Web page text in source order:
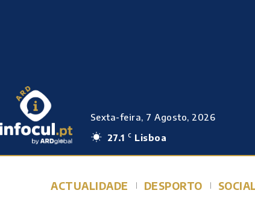
Sexta-feira, 7 Agosto, 2026
27.1 C Lisboa
ACTUALIDADE DESPORTO